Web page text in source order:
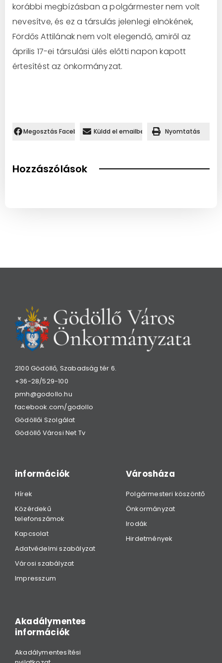
korábbi megbízásban a polgármester nem volt
nevesítve, és ez a társulás jelenlegi elnökének,
Fördős Attilának nem volt elegendő, amiről az
április 17-ei társulási ülés előtti napon kapott
értesítést az önkormányzat.
Megosztás Facebookon.Küldd el emailben Nyomtatás
Hozzászólások
2100 Gödöllő, Szabadság tér 6.
+36-28/529-100
pmh@godollo.hu
facebook.com/godollo
Gödöllői Szolgálat
Gödöllő Városi Net Tv
információk
Hírek
Közérdekű
telefonszámok
Kapcsolat
Adatvédelmi szabályzat
Városi szabályzat
Impresszum
Városháza
Polgármesteri köszöntő
Önkormányzat
Irodák
Hirdetmények
Akadálymentes
információk
Akadálymentesítési